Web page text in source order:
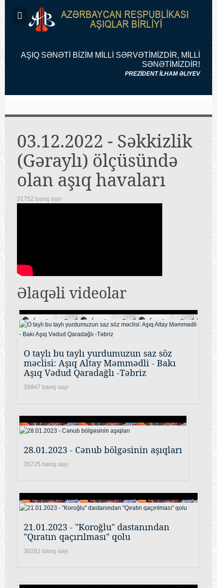
AŞIQ SƏNƏTİ BİZİM MİLLİ SƏRVƏTİMİZDİR, MİLLİ
SƏNƏTİMİZDİR!
PREZİDENT İLHAM ƏLIYEV
03.12.2022 - Səkkizlik
(Gəraylı) ölçüsündə
olan aşıq havaları
31752 baxış sayı
Əlaqəli videolar
O taylı bu taylı yurdumuzun saz söz
məclisi: Aşıq Altay Məmmədli - Bakı
Aşıq Vədud Qaradağlı -Təbriz
38847 baxış sayı
28.01.2023 - Cənub bölgəsinin aşıqları
35725 baxış sayı
21.01.2023 - "Koroğlu" dastanından
"Qıratın qaçırılması" qolu
30281 baxış sayı